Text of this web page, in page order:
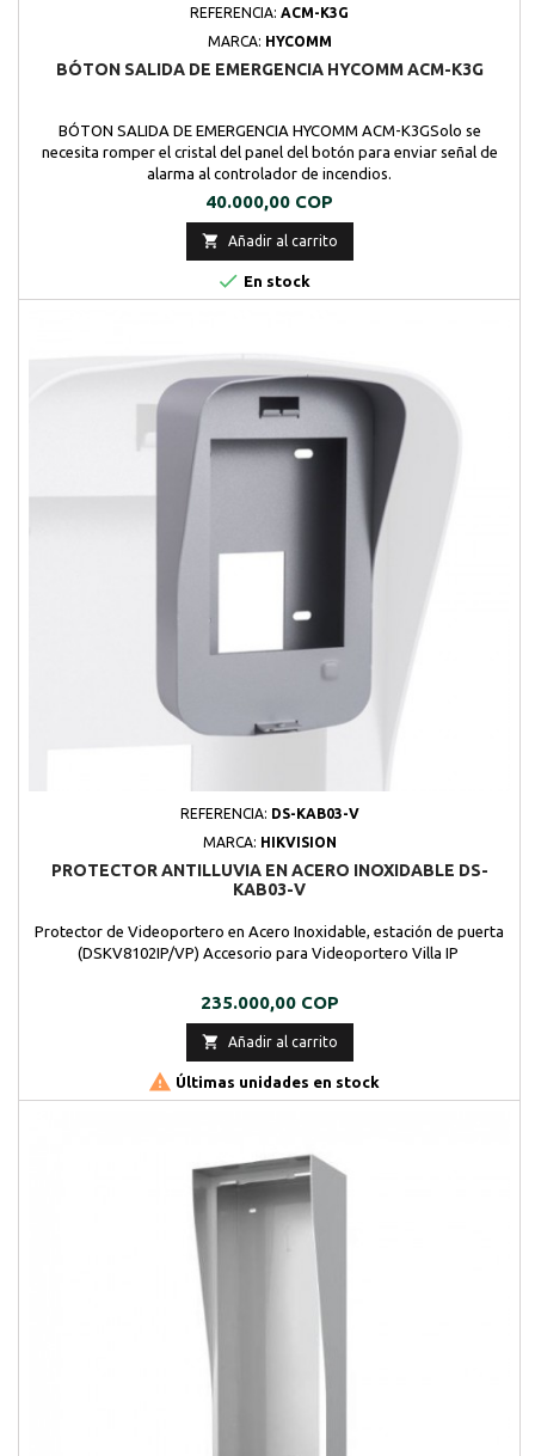
REFERENCIA: ACM-K3G
MARCA: HYCOMM
BÓTON SALIDA DE EMERGENCIA HYCOMM ACM-K3G
BÓTON SALIDA DE EMERGENCIA HYCOMM ACM-K3GSolo se
necesita romper el cristal del panel del botón para enviar señal de
alarma al controlador de incendios.
Precio
40.000,00 COP
 Añadir al carrito
 En stock
REFERENCIA: DS-KAB03-V
MARCA: HIKVISION
PROTECTOR ANTILLUVIA EN ACERO INOXIDABLE DS-
KAB03-V
Protector de Videoportero en Acero Inoxidable, estación de puerta
(DSKV8102IP/VP) Accesorio para Videoportero Villa IP
Precio
235.000,00 COP
 Añadir al carrito
 Últimas unidades en stock